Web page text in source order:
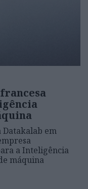
Datakalab em
a Inteligência
máquina